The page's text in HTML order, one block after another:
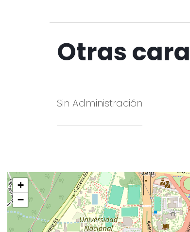
Otras
Sin Administración
+
−